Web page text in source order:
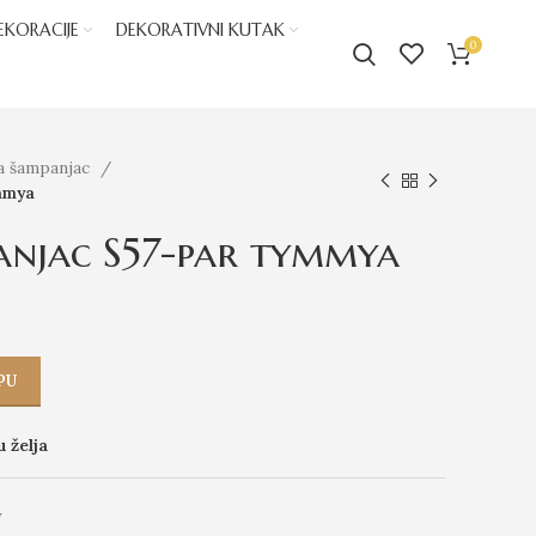
DEKORATIVNI KUTAK
0
šampanjac
S57-par tymmya
želja